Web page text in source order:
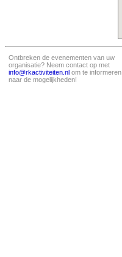
Ontbreken de evenementen van uw
organisatie? Neem contact op met
info@rkactiviteiten.nl om te informeren
naar de mogelijkheden!